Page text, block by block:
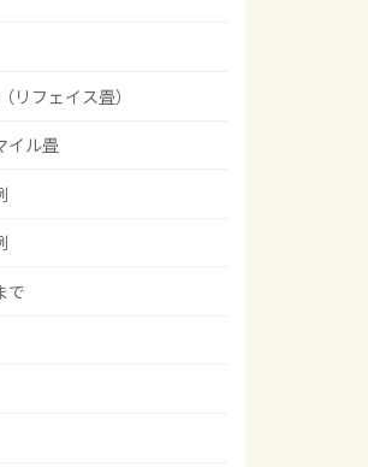
リフェイス畳）
イル畳
で